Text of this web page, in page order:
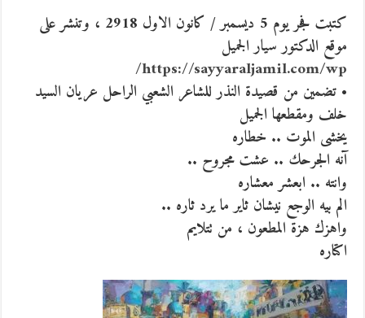
كتبت فجر يوم 5 ديسمبر / كانون الاول 2918 ، وتنشر على
موقع الدكتور سيار الجميل
https://sayyaraljamil.com/wp/
• تضمين من قصيدة النذر للشاعر الشعبي الراحل عريان السيد
خلف ومقطعها الجميل
يخشى الموت .. خطاره
آنه الجرحك .. عشت مجروح ..
وانته .. ابعشر معشاره
الم بيه الوجع نيشان ثاير ما يرد ثاره ..
واهزك هزة المطعون ، من تتلايم
اكتاره